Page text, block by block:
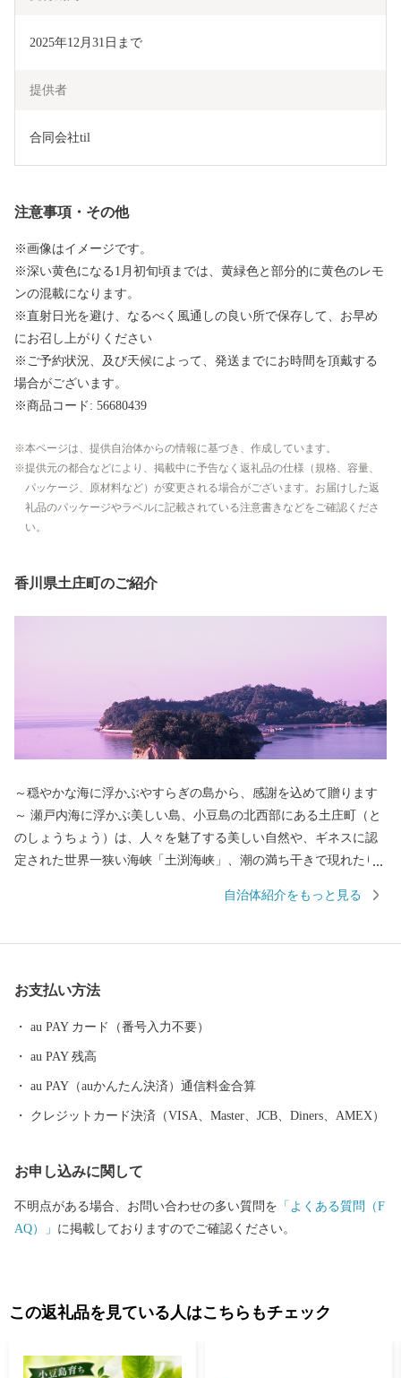
2025年12月31日まで
提供者
合同会社til
注意事項・その他
※画像はイメージです。
※深い黄色になる1月初旬頃までは、黄緑色と部分的に黄色のレモ
ンの混載になります。
※直射日光を避け、なるべく風通しの良い所で保存して、お早め
にお召し上がりください
※ご予約状況、及び天候によって、発送までにお時間を頂戴する
場合がございます。
※商品コード: 56680439
本ページは、提供自治体からの情報に基づき、作成しています。
提供元の都合などにより、掲載中に予告なく返礼品の仕様（規格、容量、
パッケージ、原材料など）が変更される場合がございます。お届けした返
礼品のパッケージやラベルに記載されている注意書きなどをご確認くださ
い。
香川県土庄町のご紹介
～穏やかな海に浮かぶやすらぎの島から、感謝を込めて贈ります
～ 瀬戸内海に浮かぶ美しい島、小豆島の北西部にある土庄町（と
のしょうちょう）は、人々を魅了する美しい自然や、ギネスに認
定された世界一狭い海峡「土渕海峡」、潮の満ち干きで現れたり
作「二十四の瞳」の平和の群像などの観光スポットが数多くあ
本一の生産量を誇る「ごま油」、小豆島産オリーブのしぼり果実
ょうどしま しまはも）」など、豊かな自然で育まれたおいしいも
のがいっぱい。 先人が築いた伝統的な行事や歴史的な景観を守
り、後世へと継承していくには、「ふるさとを大切にしたい」
まちづくりのテーマの各事業に対する貴重な財源として活用させ
自治体紹介をもっと見る
お支払い方法
au PAY カード（番号入力不要）
au PAY 残高
au PAY（auかんたん決済）通信料金合算
クレジットカード決済（VISA、Master、JCB、Diners、AMEX）
お申し込みに関して
不明点がある場合、お問い合わせの多い質問を 「よくある質問（F
AQ）」 に掲載しておりますのでご確認ください。
この返礼品を見ている人はこちらもチェック